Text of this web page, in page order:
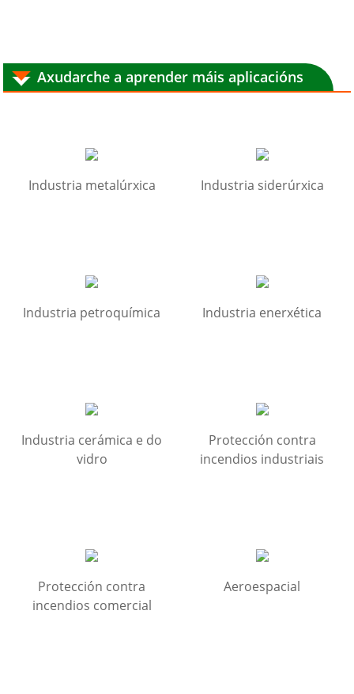
Axudarche a aprender máis aplicacións
Industria metalúrxica Industria siderúrxica
Industria petroquímica Industria enerxética
Industria cerámica e do
vidro
Protección contra
incendios industriais
Protección contra
incendios comercial
Aeroespacial